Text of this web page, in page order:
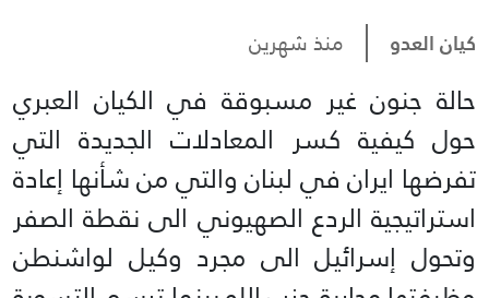
كيان العدو منذ شهرين
حالة جنون غير مسبوقة في الكيان العبري
حول كيفية كسر المعادلات الجديدة التي
تفرضها ايران في لبنان والتي من شأنها إعادة
استراتيجية الردع الصهيوني الى نقطة الصفر
وتحول إسرائيل الى مجرد وكيل لواشنطن